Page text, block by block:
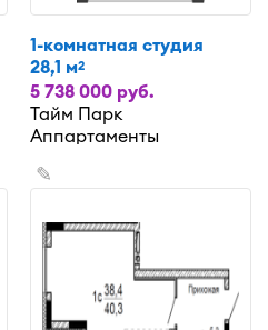
1-комнатная студия
28,1 м2
5 738 000 руб.
Тайм Парк
Аппартаменты
✎